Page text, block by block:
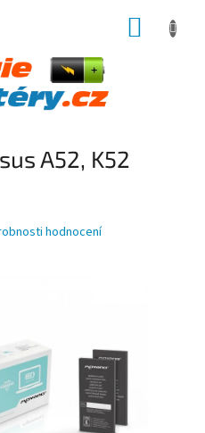
A52, K52
hodnocení